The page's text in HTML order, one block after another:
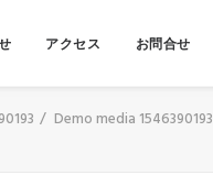
アクセス お問合せ
Demo media 1546390193